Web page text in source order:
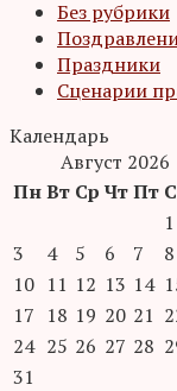
Без рубрики
Праздники
Сценарии
Календарь
Август 2026
ПнВт Ср ЧтПт
1
3
4 5 6 7 8
10 11 12 13 14
17 18 19 20 21
24 25 26 27 28
31